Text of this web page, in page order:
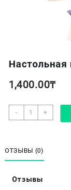
Настольная
1,400.00₸
-
Количество
товара
«Английский
алфавит»
+
ОТЗЫВЫ (0)
Отзывы